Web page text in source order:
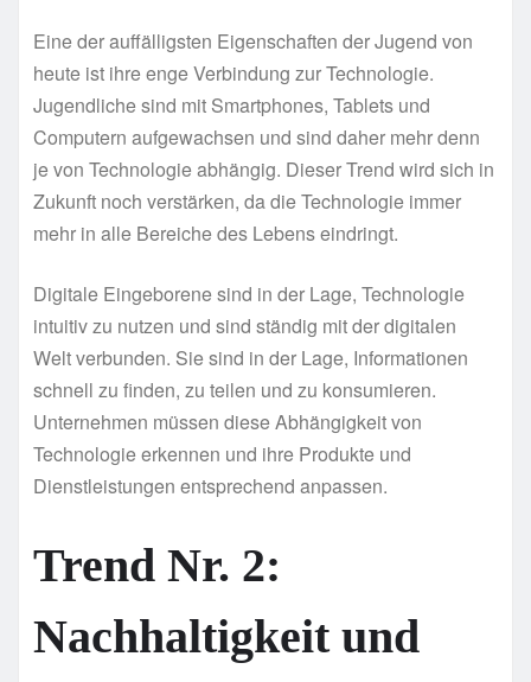
Eine der auffälligsten Eigenschaften der Jugend von
heute ist ihre enge Verbindung zur Technologie.
Jugendliche sind mit Smartphones, Tablets und
Computern aufgewachsen und sind daher mehr denn
je von Technologie abhängig. Dieser Trend wird sich in
Zukunft noch verstärken, da die Technologie immer
mehr in alle Bereiche des Lebens eindringt.
Digitale Eingeborene sind in der Lage, Technologie
intuitiv zu nutzen und sind ständig mit der digitalen
Welt verbunden. Sie sind in der Lage, Informationen
schnell zu finden, zu teilen und zu konsumieren.
Unternehmen müssen diese Abhängigkeit von
Technologie erkennen und ihre Produkte und
Dienstleistungen entsprechend anpassen.
Trend Nr. 2:
Nachhaltigkeit und